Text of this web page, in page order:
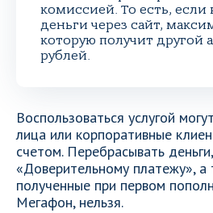
комиссией. То есть, если
деньги через сайт,
которую получит другой
рублей.
Воспользоваться услугой
лица или корпоративные
счетом. Перебрасывать
«Доверительному платежу», а
полученные при первом
Мегафон, нельзя.